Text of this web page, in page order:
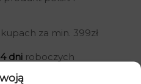
za min. 399zł
dni roboczych